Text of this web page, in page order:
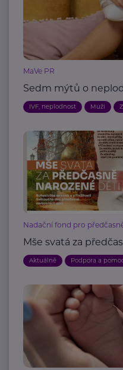
MaVe PR
Sedm mýtů o
IVF, neplodnost Muži
Nadační fond pro
Mše svatá za
Aktuálně Podpora a